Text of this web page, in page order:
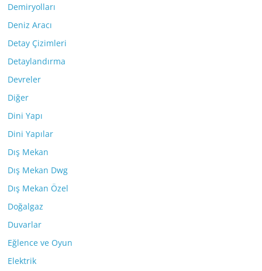
Demiryolları
Deniz Aracı
Detay Çizimleri
Detaylandırma
Devreler
Diğer
Dini Yapı
Dini Yapılar
Dış Mekan
Dış Mekan Dwg
Dış Mekan Özel
Doğalgaz
Duvarlar
Eğlence ve Oyun
Elektrik